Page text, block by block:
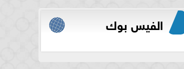
الفيس بوك